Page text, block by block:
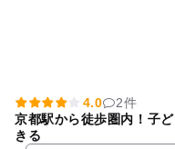
4.0
2件
京都駅から徒歩圏内！子
きる